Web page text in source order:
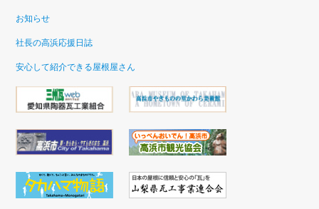
お知らせ
社長の高浜応援日誌
安心して紹介できる屋根屋さん